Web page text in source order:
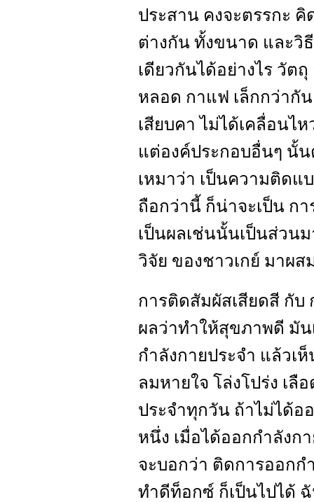
ประสาน คงจะตรรกะ คิ
ต่างกัน ทั้งขนาด และวิ
เดียวกันได้อย่างไร วัต
หลอด กาแฟ เล็กกว่ากั
เสียบคา ไม่ได้เคลื่อนไ
แต่องค์ประกอบอื่นๆ นั้
เหมาว่า เป็นความติดแ
ถือกว่านี้ ก็น่าจะเป็น ก
เป็นผลเช่นนั้นเป็นส่วน
วิจัย ของชาวเกย์ มาผส
การติดสัมผัสเสียดสี กับ
ผลว่าทำให้สุขภาพดี มั
กำลังกายประจำ แล้วเ
ลมหายใจ โล่งโปร่ง เลื
ประจำทุกวัน ถ้าไม่ได้อ
หนึ่ง เมื่อได้ออกกำลังก
จะบอกว่า ติดการออกก
ทำดีท็อกซ์ ก็เป็นไปได้